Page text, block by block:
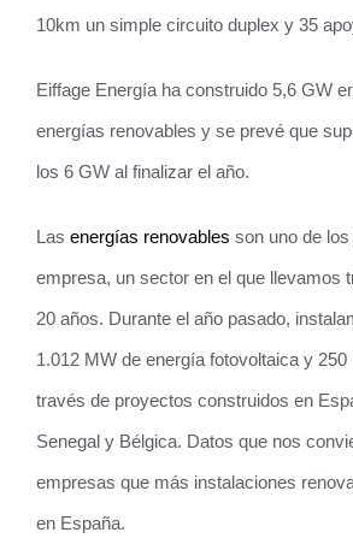
10km un simple circuito duplex y 35
Eiffage Energía ha construido 5,6 GW
energías renovables y se prevé que
los 6 GW al finalizar el año.
Las energías renovables son uno de
empresa, un sector en el que llevamos
20 años. Durante el año pasado,
1.012 MW de energía fotovoltaica y
través de proyectos construidos en
Senegal y Bélgica. Datos que nos
empresas que más instalaciones
en España.